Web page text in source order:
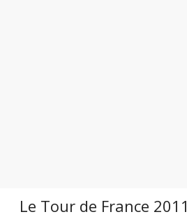
Le Tour de France 2011